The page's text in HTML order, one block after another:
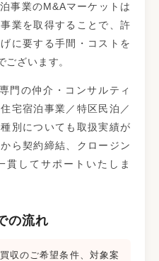
事業のM&Aマーケットは
業を取得することで、許
に要する手間・コストを
ざいます。
門の仲介・コンサルティ
宅宿泊事業／特区民泊／
別についても取扱実績が
ら契約締結、クロージン
貫してサポートいたしま
の流れ
収のご希望条件、対象案